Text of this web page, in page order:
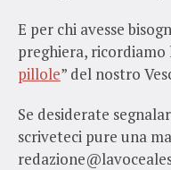
E per chi avesse
preghiera, ricordiamo
pillole” del nostro
Se desiderate
scriveteci pure una